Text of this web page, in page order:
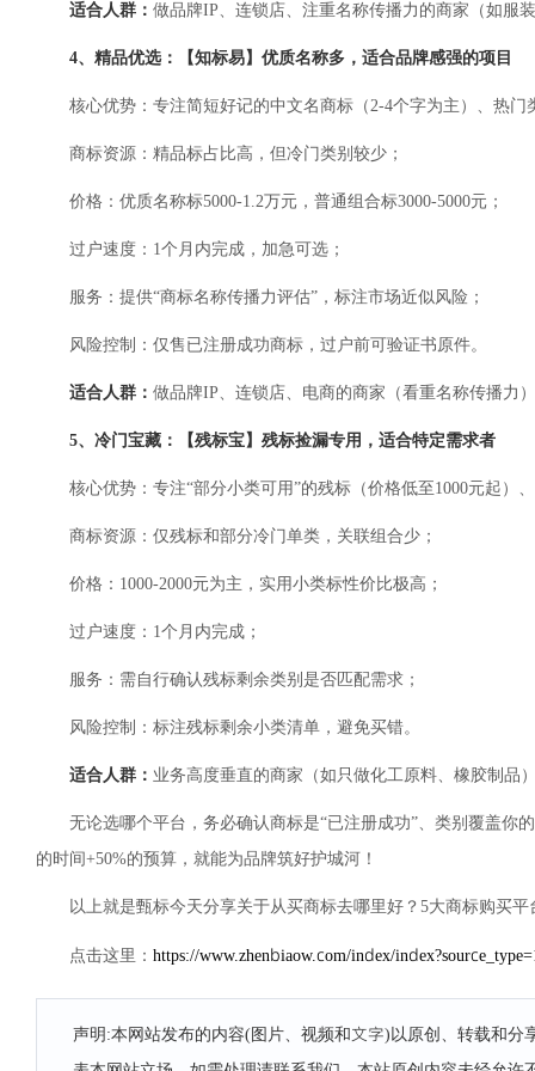
适合人群： 做品牌IP、连锁店、注重名称传播力的商家（如服
4、精品优选：【知标易】优质名称多，适合品牌感强的项目
核心优势：专注简短好记的中文名商标（2-4个字为主）、热门
商标资源：精品标占比高，但冷门类别较少；
价格：优质名称标5000-1.2万元，普通组合标3000-5000元；
过户速度：1个月内完成，加急可选；
服务：提供“商标名称传播力评估”，标注市场近似风险；
风险控制：仅售已注册成功商标，过户前可验证书原件。
适合人群： 做品牌IP、连锁店、电商的商家（看重名称传播力
5、冷门宝藏：【残标宝】残标捡漏专用，适合特定需求者
核心优势：专注“部分小类可用”的残标（价格低至1000元起）
商标资源：仅残标和部分冷门单类，关联组合少；
价格：1000-2000元为主，实用小类标性价比极高；
过户速度：1个月内完成；
服务：需自行确认残标剩余类别是否匹配需求；
风险控制：标注残标剩余小类清单，避免买错。
适合人群： 业务高度垂直的商家（如只做化工原料、橡胶制品
无论选哪个平台，务必确认商标是“已注册成功”、类别覆盖你
的时间+50%的预算，就能为品牌筑好护城河！
以上就是甄标今天分享关于从买商标去哪里好？5大商标购买
点击这里： https://www.zhenbiaow.com/index/
声明:本网站发布的内容(图片、视频和文字)以原创、转载和